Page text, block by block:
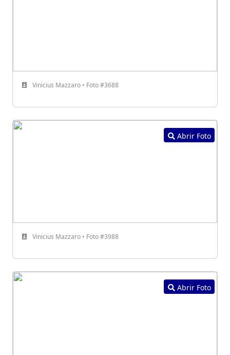
Vinicius Mazzaro • Foto #3688
Abrir Foto
Vinicius Mazzaro • Foto #3988
Abrir Foto